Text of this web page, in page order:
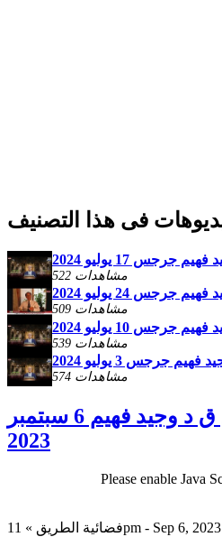
فى هذا التصنيف
17 يوليو 2024
522 مشاهدات
24 يوليو 2024
509 مشاهدات
539 مشاهدات
574 مشاهدات
صوت المحبة(تطور الفداء فى الكتاب المقدس من سفر التكوين الحلقة الثانية)مع ق د وجيد فهيم 6 سبتمبر
2023
Please enable Java
فضائية الطريق » 11pm - Sep 6, 2023